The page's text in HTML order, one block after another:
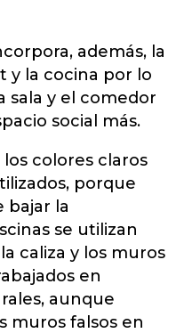
además, la
y la cocina por lo
sala y el comedor
social más.
los colores claros
porque
bajar la
se utilizan
caliza y los muros
en
aunque
muros falsos en